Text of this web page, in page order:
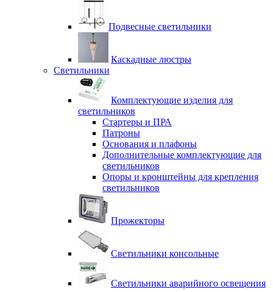
Подвесные светильники
Каскадные люстры
Светильники
Комплектующие изделия для
светильников
Стартеры и ПРА
Патроны
Основания и плафоны
Дополнительные комплектующие для
светильников
Опоры и кронштейны для крепления
светильников
Прожекторы
Светильники консольные
Светильники аварийного освещения